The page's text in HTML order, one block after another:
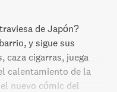
de Japón?
y sigue sus
caza cigarras, juega
calentamiento de la
nuevo cómic del